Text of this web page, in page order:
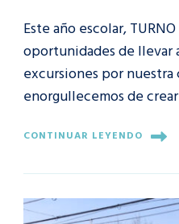
Este año escolar,
oportunidades de llevar
excursiones por nuestra
enorgullecemos de
CONTINUAR LEYENDO